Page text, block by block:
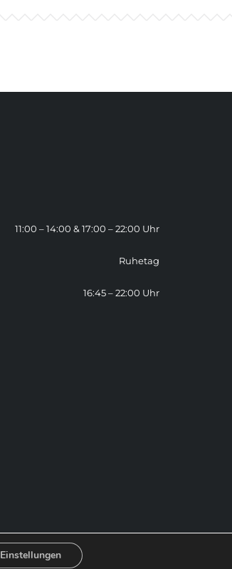
11:00 – 14:00 & 17:00 – 22:00 Uhr
Ruhetag
16:45 – 22:00 Uhr
Einstellungen